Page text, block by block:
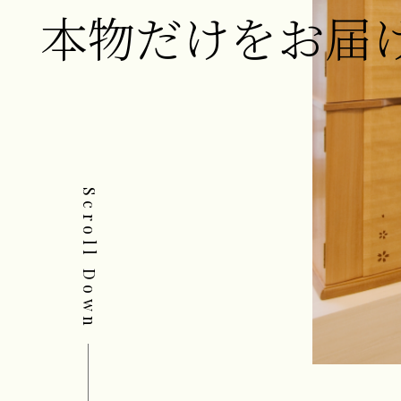
本物だけをお届
Scroll Down